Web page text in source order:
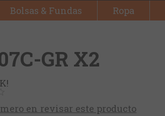
Bolsas & Fundas Ropa
GR X2
en revisar este producto